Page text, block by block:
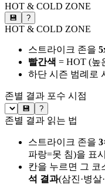
HOT & COLD ZONE
💾 ?
HOT & COLD ZONE
스트라이크 존을
빨간색 = HOT (높
하단 시즌 범례로
존별 결과 포수 시점
💾 ?
존별 결과 읽는 법
스트라이크 존을
파랑=못 침)을 표시
칸을 누르면 그 코
석 결과(삼진·병살